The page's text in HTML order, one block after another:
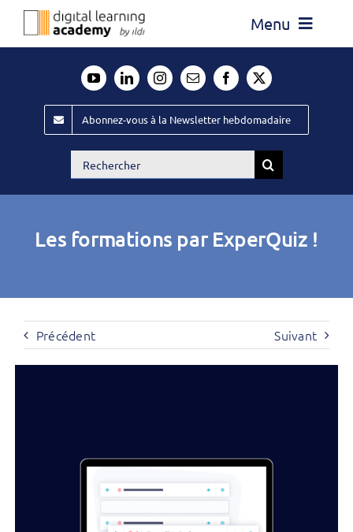
Passer
Menu
Évènements ILDI
Offres d’emploi
Publiez
Abonnez-vous à la Newsletter hebdomadaire
Rechercher:
Les formations par ExperQuiz !
Précédent Suivant